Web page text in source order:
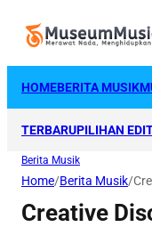
HOMEBERITA MUSIK
TERBARUPILIHAN
Berita Musik
Home/Berita Musik/
Creative